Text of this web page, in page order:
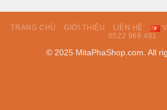
TRANG CHỦ GIỚI THIỆU LIÊN HỆ
0522 969 461
© 2025 MitaPhaShop.com. All